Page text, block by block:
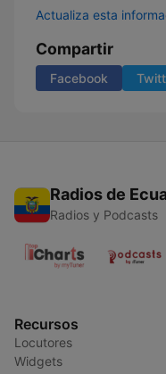
Actualiza esta
Compartir
Facebook
Radios de
Radios y Podcasts
Recursos
Locutores
Widgets